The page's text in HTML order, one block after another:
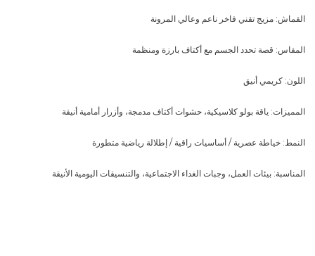
القماش: مزيج تقني فاخر ناعم وعالي المرونة
المقاس: قصة تحدد الجسم مع أكتاف بارزة ومنظمة
اللون: كريمي أنيق
المميزات: ياقة بولو كلاسيكية، حشوات أكتاف مدمجة، وأزرار أمامية أنيقة
النمط: خياطة عصرية / أساسيات راقية / إطلالة رياضية متطورة
المناسبة: بيئات العمل، وجبات الغداء الاجتماعية، والتنسيقات اليومية الأنيقة